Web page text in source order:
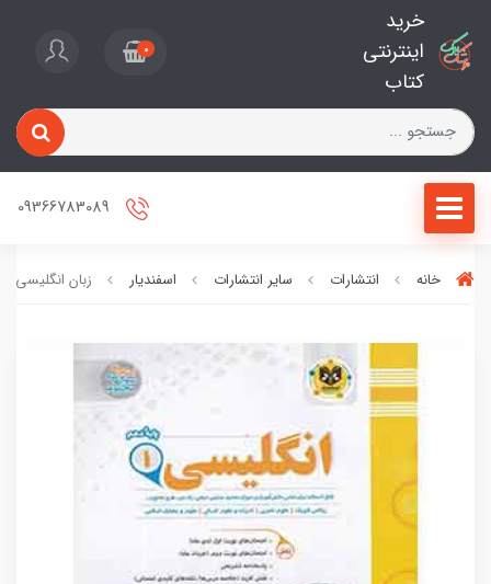
خرید
اینترنتی
کتاب
0
خانه انتشارات سایر انتشارات اسفندیار زبان انگلیسی